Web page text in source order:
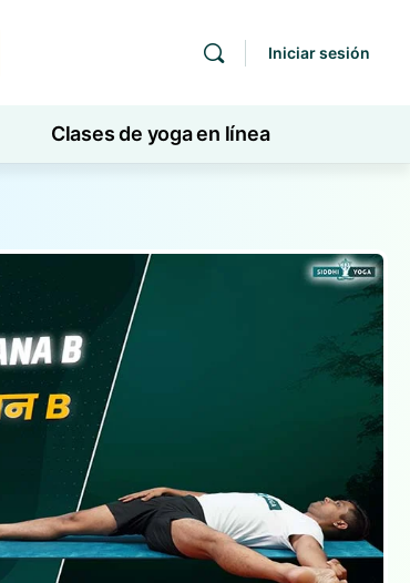
Iniciar sesión
Clases de yoga en línea